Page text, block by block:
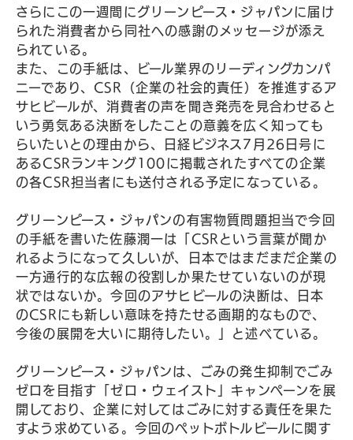
さらにこの一週間にグリーンピース・ジャパンに届け
られた消費者から同社への感謝のメッセージが添え
られている。
また、この手紙は、ビール業界のリーディングカンパ
ニーであり、CSR（企業の社会的責任）を推進するア
サヒビールが、消費者の声を聞き発売を見合わせると
いう勇気ある決断をしたことの意義を広く知っても
らいたいとの理由から、日経ビジネス7月26日号に
あるCSRランキング100に掲載されたすべての企業
の各CSR担当者にも送付される予定になっている。
グリーンピース・ジャパンの有害物質問題担当で今回
の手紙を書いた佐藤潤一は「CSRという言葉が聞か
れるようになって久しいが、日本ではまだまだ企業の
一方通行的な広報の役割しか果たせていないのが現
状ではないか。今回のアサヒビールの決断は、日本
のCSRにも新しい意味を持たせる画期的なもので、
今後の展開を大いに期待したい。」と述べている。
グリーンピース・ジャパンは、ごみの発生抑制でごみ
ゼロを目指す「ゼロ・ウェイスト」キャンペーンを展
開しており、企業に対してはごみに対する責任を果た
すよう求めている。今回のペットボトルビールに関す